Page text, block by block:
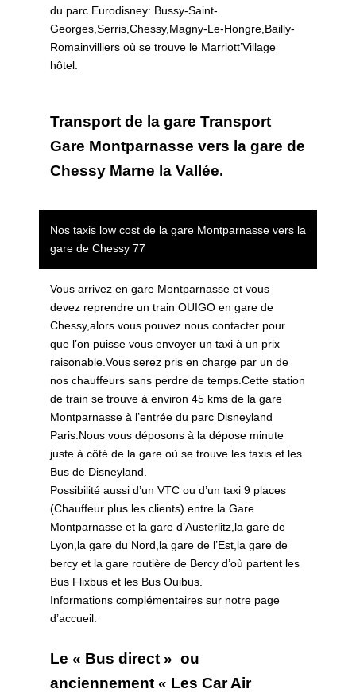
du parc Eurodisney: Bussy-Saint-
Georges,Serris,Chessy,Magny-Le-Hongre,Bailly-
Romainvilliers où se trouve le Marriott’Village
hôtel.
Transport de la gare Transport
Gare Montparnasse vers la gare de
Chessy Marne la Vallée.
Nos taxis low cost de la gare Montparnasse vers la
gare de Chessy 77
Vous arrivez en gare Montparnasse et vous
devez reprendre un train OUIGO en gare de
Chessy,alors vous pouvez nous contacter pour
que l’on puisse vous envoyer un taxi à un prix
raisonable.Vous serez pris en charge par un de
nos chauffeurs sans perdre de temps.Cette station
de train se trouve à environ 45 kms de la gare
Montparnasse à l’entrée du parc Disneyland
Paris.Nous vous déposons à la dépose minute
juste à côté de la gare où se trouve les taxis et les
Bus de Disneyland.
Possibilité aussi d’un VTC ou d’un taxi 9 places
(Chauffeur plus les clients) entre la Gare
Montparnasse et la gare d’Austerlitz,la gare de
Lyon ,la gare du Nord,la gare de l’Est,la gare de
bercy et la gare routière de Bercy d’où partent les
Bus Flixbus et les Bus Ouibus.
Informations complémentaires sur notre page
d’accueil
Le « Bus direct » ou
anciennement « Les Car Air